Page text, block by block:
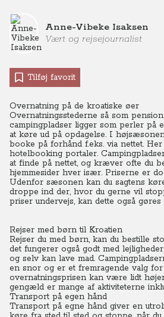
Anne-Vibeke Isaksen
Vært og rejsejournalist
Tilføj favorit
Overnatning på de kroatiske øer
Overnatningsstederne så som
campingpladser ligger som perler på
at køre ud på opdagelse. I
booke på forhånd f.eks. via nettet.
hotelbooking portaler.
at finde på nettet, og kræver ofte du
hjemmesider hver især. Priserne er
Udenfor sæsonen kan du sagtens
droppe ind der, hvor du gerne vil
priser undervejs, kan dette også gøres
Rejser med børn til Kroatien
Rejser du med børn, kan du bestille
det fungerer også godt med
og selv kan lave mad.
en snor og er et fremragende valg
overnatningsprisen kan være lidt
gengæld er mange af aktiviteterne
Transport på egen hånd
Transport på egne hånd giver en